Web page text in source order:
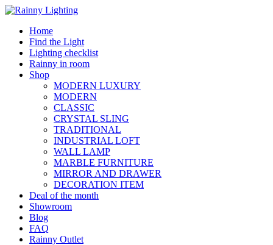
Skip
contentHome
Find the Light
Lighting checklist
Rainny in room
Shop
MODERN LUXURY
MODERN
CLASSIC
CRYSTAL SLING
TRADITIONAL
INDUSTRIAL LOFT
WALL LAMP
MARBLE FURNITURE
MIRROR AND DRAWER
DECORATION ITEM
Deal of the month
Showroom
Blog
FAQ
Rainny Outlet